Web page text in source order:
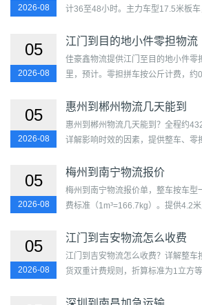
2026-08
计36至48小时。主力车型17.5米板
区、黄...
05
2026-08
江门到目的地小件零担物流
佳豪鑫物流提供江门至目的地小件零
里，预计。零担拼车按公斤计费，约
费，拼...
05
2026-08
惠州到郴州物流几天能到
惠州到郴州物流几天能到？全程约
详解影响时效的因素，提供整车、零
05
2026-08
梅州到南宁物流报价
梅州到南宁物流报价单，整车按车型
费标准（1m³=166.7kg）。提供4.2
宁市、平...
05
2026-08
江门到吉安物流怎么收费
江门到吉安物流怎么收费？详解整车
货双重计费规则，折算标准为1立方